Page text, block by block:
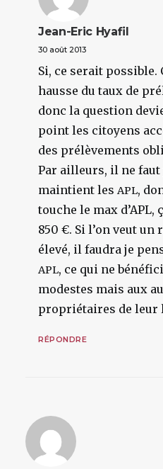
Jean-Eric Hyafil
30 août 2013
Si, ce serait
hausse du taux de
donc la question
point les citoyens
des prélèvements
Par ailleurs, il ne faut
maintient les APL,
touche le max d’APL,
850 €. Si l’on veut un
élevé, il faudra je
APL, ce qui ne
modestes mais aux
propriétaires de leur
RÉPONDRE